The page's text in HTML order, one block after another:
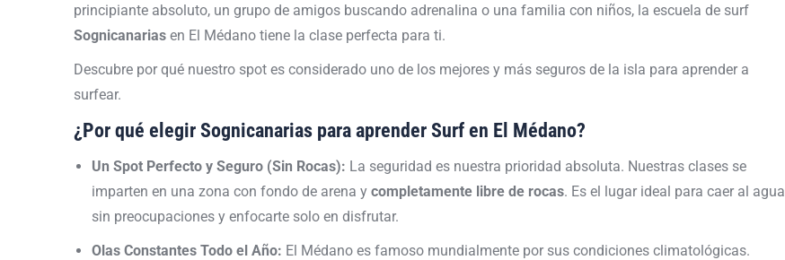
principiante absoluto, un grupo de amigos buscando adrenalina o una familia con niños, la escuela de surf
Sognicanarias en El Médano tiene la clase perfecta para ti.
Descubre por qué nuestro spot es considerado uno de los mejores y más seguros de la isla para aprender a
surfear.
¿Por qué elegir Sognicanarias para aprender Surf en El Médano?
Un Spot Perfecto y Seguro (Sin Rocas): La seguridad es nuestra prioridad absoluta. Nuestras clases se
imparten en una zona con fondo de arena y completamente libre de rocas. Es el lugar ideal para caer al agua
sin preocupaciones y enfocarte solo en disfrutar.
Olas Constantes Todo el Año: El Médano es famoso mundialmente por sus condiciones climatológicas.